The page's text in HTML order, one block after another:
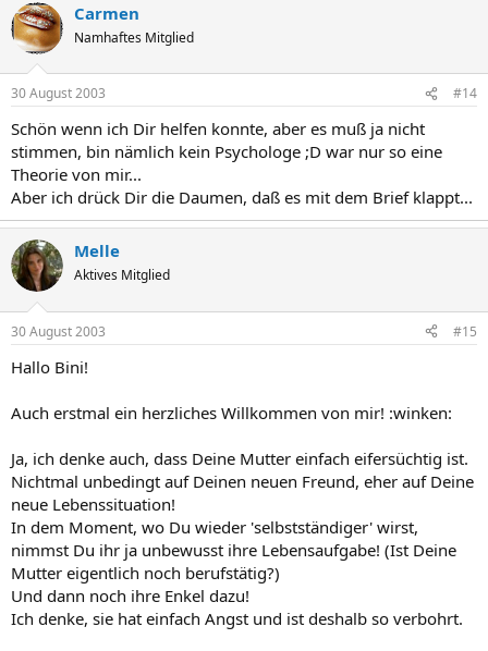
Carmen
Namhaftes Mitglied
30 August 2003 #14
Schön wenn ich Dir helfen konnte, aber es muß ja nicht
stimmen, bin nämlich kein Psychologe ;D war nur so eine
Theorie von mir...
Aber ich drück Dir die Daumen, daß es mit dem Brief klappt...
Melle
Aktives Mitglied
30 August 2003 #15
Hallo Bini!
Auch erstmal ein herzliches Willkommen von mir! :winken:
Ja, ich denke auch, dass Deine Mutter einfach eifersüchtig ist.
Nichtmal unbedingt auf Deinen neuen Freund, eher auf Deine
neue Lebenssituation!
In dem Moment, wo Du wieder 'selbstständiger' wirst,
nimmst Du ihr ja unbewusst ihre Lebensaufgabe! (Ist Deine
Mutter eigentlich noch berufstätig?)
Und dann noch ihre Enkel dazu!
Ich denke, sie hat einfach Angst und ist deshalb so verbohrt.